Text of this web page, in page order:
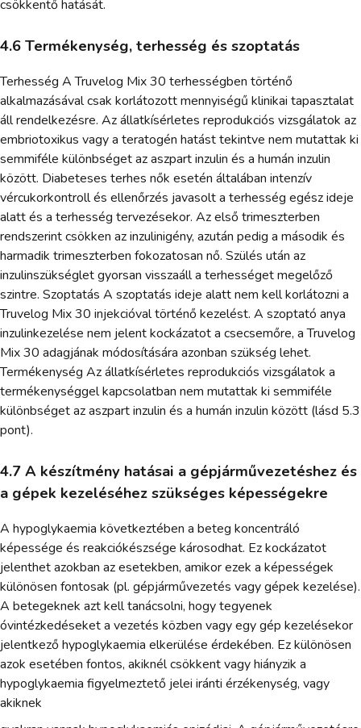
csökkentő hatását.
4.6 Termékenység, terhesség és szoptatás
Terhesség A Truvelog Mix 30 terhességben történő
alkalmazásával csak korlátozott mennyiségű klinikai tapasztalat
áll rendelkezésre. Az állatkísérletes reprodukciós vizsgálatok az
embriotoxikus vagy a teratogén hatást tekintve nem mutattak ki
semmiféle különbséget az aszpart inzulin és a humán inzulin
között. Diabeteses terhes nők esetén általában intenzív
vércukorkontroll és ellenőrzés javasolt a terhesség egész ideje
alatt és a terhesség tervezésekor. Az első trimeszterben
rendszerint csökken az inzulinigény, azután pedig a második és
harmadik trimeszterben fokozatosan nő. Szülés után az
inzulinszükséglet gyorsan visszaáll a terhességet megelőző
szintre. Szoptatás A szoptatás ideje alatt nem kell korlátozni a
Truvelog Mix 30 injekcióval történő kezelést. A szoptató anya
inzulinkezelése nem jelent kockázatot a csecsemőre, a Truvelog
Mix 30 adagjának módosítására azonban szükség lehet.
Termékenység Az állatkísérletes reprodukciós vizsgálatok a
termékenységgel kapcsolatban nem mutattak ki semmiféle
különbséget az aszpart inzulin és a humán inzulin között (lásd 5.3
pont).
4.7 A készítmény hatásai a gépjárművezetéshez és
a gépek kezeléséhez szükséges képességekre
A hypoglykaemia következtében a beteg koncentráló
képessége és reakciókészsége károsodhat. Ez kockázatot
jelenthet azokban az esetekben, amikor ezek a képességek
különösen fontosak (pl. gépjárművezetés vagy gépek kezelése).
A betegeknek azt kell tanácsolni, hogy tegyenek
óvintézkedéseket a vezetés közben vagy egy gép kezelésekor
jelentkező hypoglykaemia elkerülése érdekében. Ez különösen
azok esetében fontos, akiknél csökkent vagy hiányzik a
hypoglykaemia figyelmeztető jelei iránti érzékenység, vagy
akiknek